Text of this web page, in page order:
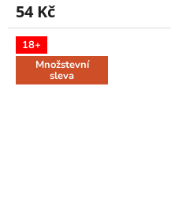
54 Kč
18+
Množstevní
sleva